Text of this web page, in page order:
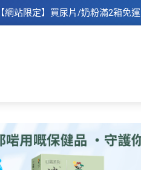
【網站限定】 買尿片/奶粉滿2箱免